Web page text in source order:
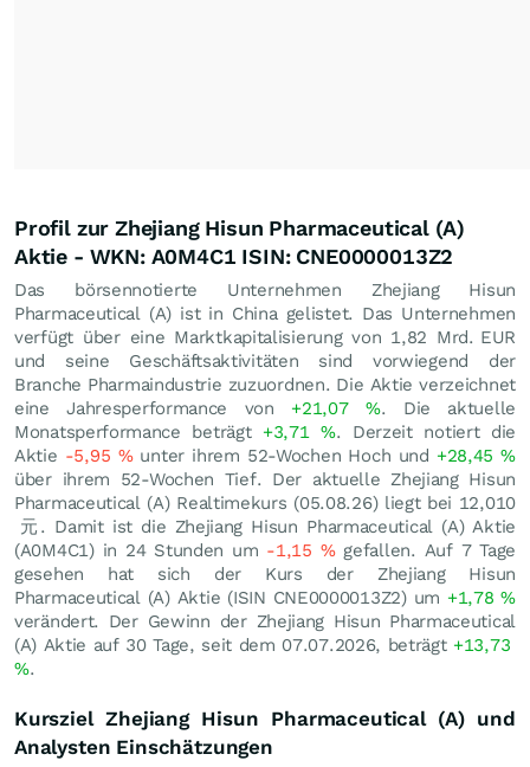
Profil zur Zhejiang Hisun Pharmaceutical (A)
Aktie - WKN: A0M4C1 ISIN: CNE0000013Z2
Das börsennotierte Unternehmen Zhejiang Hisun
Pharmaceutical (A) ist in China gelistet. Das Unternehmen
verfügt über eine Marktkapitalisierung von 1,82 Mrd. EUR
und seine Geschäftsaktivitäten sind vorwiegend der
Branche Pharmaindustrie zuzuordnen. Die Aktie verzeichnet
eine Jahresperformance von +21,07 %. Die aktuelle
Monatsperformance beträgt +3,71%. Derzeit notiert die
Aktie -5,95 %unter ihrem 52-Wochen Hoch und +28,45%
über ihrem 52-Wochen Tief. Der aktuelle Zhejiang Hisun
Pharmaceutical (A) Realtimekurs (05.08.26) liegt bei 12,010
元. Damit ist die Zhejiang Hisun Pharmaceutical (A) Aktie
(A0M4C1) in 24 Stunden um -1,15 %gefallen. Auf 7 Tage
gesehen hat sich der Kurs der Zhejiang Hisun
Pharmaceutical (A) Aktie (ISIN CNE0000013Z2) um +1,78%
verändert. Der Gewinn der Zhejiang Hisun Pharmaceutical
(A) Aktie auf 30 Tage, seit dem 07.07.2026, beträgt +13,73
%.
Kursziel Zhejiang Hisun Pharmaceutical (A) und
Analysten Einschätzungen